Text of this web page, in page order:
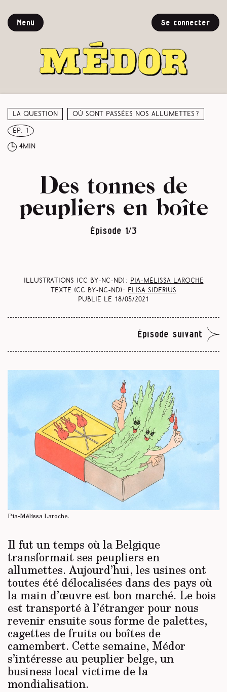
Menu Se connecter
La question Où sont passées nos allumettes ?
ép. 1
4min
Des tonnes de
peupliers en boîte
Épisode 1/3
Illustrations (CC BY-NC-ND) :
Pia-Mélissa Laroche
Texte (CC BY-NC-ND) :
Elisa Siderius
Publié le 18/05/2021
Épisode suivant
Pia-Mélissa Laroche.
Il fut un temps où la Belgique
transformait ses peupliers en
allumettes. Aujourd’hui, les usines ont
toutes été délocalisées dans des pays où
la main d’œuvre est bon marché. Le bois
est transporté à l’étranger pour nous
revenir ensuite sous forme de palettes,
cagettes de fruits ou boîtes de
camembert. Cette semaine, Médor
s’intéresse au peuplier belge, un
business local victime de la
mondialisation.